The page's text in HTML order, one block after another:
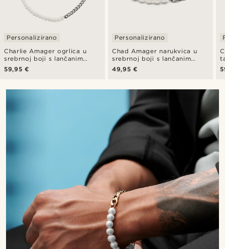
Charlie Amager ogrlica u
srebrnoj boji s lančanim
karikama i biserima
Personalizirano
59,95 €
Chad Amager narukvica u
srebrnoj boji s lančanim
karikama i biserima
Personalizirano
49,95 €